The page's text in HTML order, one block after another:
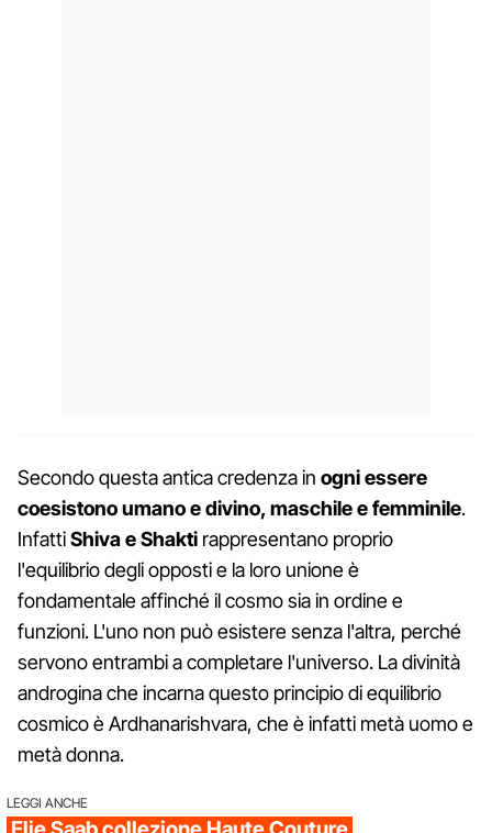
Secondo questa antica credenza in ogni essere
coesistono umano e divino, maschile e femminile.
InfattiShiva e Shakti rappresentano proprio
l'equilibrio degli opposti e la loro unione è
fondamentale affinché il cosmo sia in ordine e
funzioni. L'uno non può esistere senza l'altra, perché
servono entrambi a completare l'universo. La divinità
androgina che incarna questo principio di equilibrio
cosmico è Ardhanarishvara, che è infatti metà uomo e
metà donna.
LEGGI ANCHE